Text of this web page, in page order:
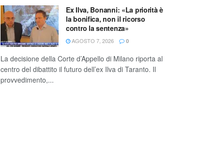
Ex Ilva, Bonanni: «La priorità è
la bonifica, non il ricorso
contro la sentenza»
AGOSTO 7, 2026 0
La decisione della Corte d’Appello di Milano riporta al
centro del dibattito il futuro dell’ex Ilva di Taranto. Il
provvedimento,...